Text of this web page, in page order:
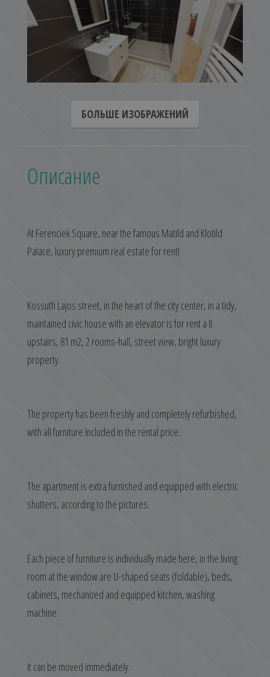
БОЛЬШЕ ИЗОБРАЖЕНИЙ
Описание
At Ferenciek Square, near the famous Matild and Klotild
Palace, luxury premium real estate for rent!
Kossuth Lajos street, in the heart of the city center, in a tidy,
maintained civic house with an elevator is for rent a II.
upstairs, 81 m2, 2 rooms-hall, street view, bright luxury
property.
The property has been freshly and completely refurbished,
with all furniture included in the rental price.
The apartment is extra furnished and equipped with electric
shutters, according to the pictures.
Each piece of furniture is individually made here, in the living
room at the window are U-shaped seats (foldable), beds,
cabinets, mechanized and equipped kitchen, washing
machine.
It can be moved immediately.